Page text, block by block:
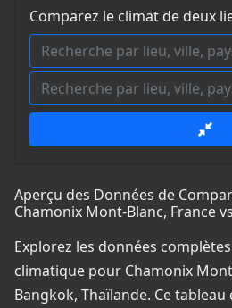
Comparez le climat de deux
Aperçu des Données de
Chamonix Mont-Blanc, France
Explorez les données
climatique pour Chamonix
Bangkok, Thaïlande. Ce